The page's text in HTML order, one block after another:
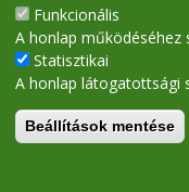
Funkcionális
A honlap működéséhez
Statisztikai
A honlap látogatottsági
Beállítások mentése